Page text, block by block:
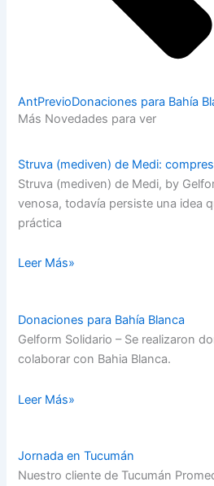
AntPrevioDonaciones para Bahía
Más Novedades para ver
Struva (mediven) de Medi:
Struva (mediven) de Medi, by
venosa, todavía persiste una idea
práctica
Leer Más»
Donaciones para Bahía Blanca
Gelform Solidario – Se realizaron
colaborar con Bahia Blanca.
Leer Más»
Jornada en Tucumán
Nuestro cliente de Tucumán